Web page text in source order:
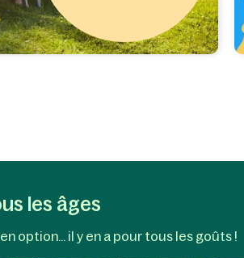
les âges
option... il y en a pour tous les goûts !